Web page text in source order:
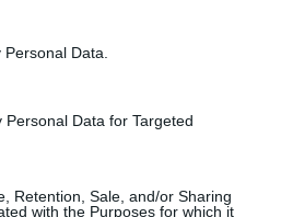
Data.
Data for Targeted
Retention, Sale, and/or Sharing
with the Purposes for which it
σε τέτοιες
η κοινωνικότητα
όχι για